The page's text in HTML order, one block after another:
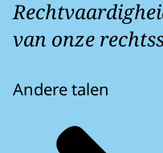
van onze
Andere talen